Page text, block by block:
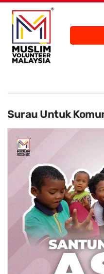
Surau Untuk